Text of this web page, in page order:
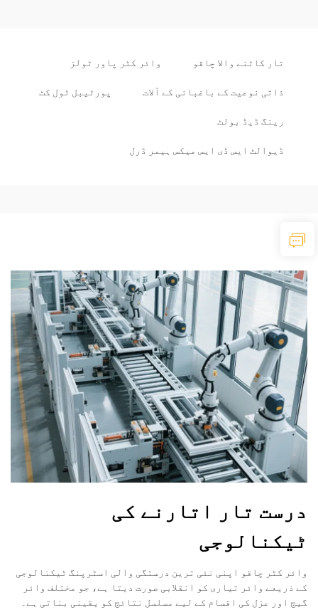
تار کاٹنے والا چاقو وائر کٹر پاور ٹولز
ذاتی نوعیت کے باغبانی کے آلات پورٹیبل ٹول کٹ
رینگ ڈیڈ بولٹ
ڈیوالٹ ایس ڈی ایس میکس ہیمر ڈرل
درست تار اتارنے کی
ٹیکنالوجی
وائر کٹر چاقو اپنی نئی ترین درستگی والی اسٹرپنگ ٹیکنالوجی
کے ذریعے وائر تیاری کو انقلابی صورت دیتا ہے، جو مختلف وائر
گیج اور عزل کی اقسام کے لیے مسلسل نتائج کو یقینی بناتی ہے۔